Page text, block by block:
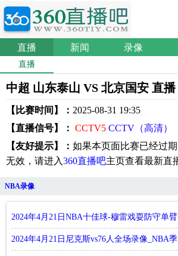
直播 新闻 录像
直播
中超 山东泰山 VS 北京国安 直播
【比赛时间】： 2025-08-31 19:35
【直播信号】： CCTV5 CCTV（高清）
【友好提示】： 如果本页面比赛已经过
无效，请进入360直播吧主页查看最新直
NBA录像
2024年4月21日NBA十佳球-穆雷戏耍防守单臂
2024年4月21日尼克斯vs76人全场录像_NBA季